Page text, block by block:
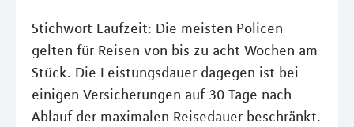
Stichwort Laufzeit: Die meisten Policen
gelten für Reisen von bis zu acht Wochen am
Stück. Die Leistungsdauer dagegen ist bei
einigen Versicherungen auf 30 Tage nach
Ablauf der maximalen Reisedauer beschränkt.